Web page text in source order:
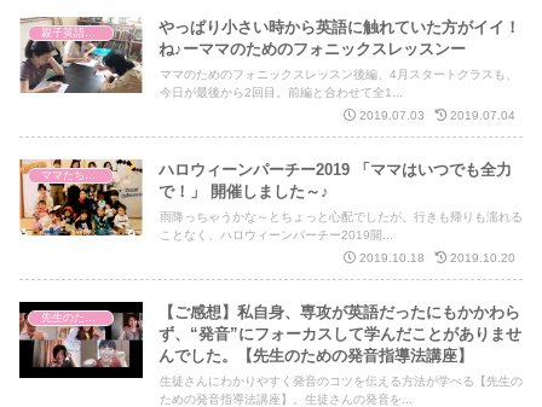
親子英語レッスン
やっぱり小さい時から英語に触れていた方がイイ！
ね♪ーママのためのフォニックスレッスンー
ママのためのフォニックスレッスン後編、4月スタートクラスも、
今日が最後から2回目。前編と合わせて全1...
2019.07.03
2019.07.04
ハロウィーンパーチー2019 「ママはいつでも全力
で！」 開催しました～♪
雨降っちゃうかな～とちょっと心配でしたが、行きも帰りも濡れる
ことなく、ハロウィーンパーチー2019開...
2019.10.18
2019.10.20
【ご感想】私自身、専攻が英語だったにもかかわら
ず、“発音”にフォーカスして学んだことがありませ
んでした。【先生のための発音指導法講座】
生徒さんにわかりやすく発音のコツを伝える方法が学べる【先生の
ための発音指導法講座】。生徒さんの発音を...